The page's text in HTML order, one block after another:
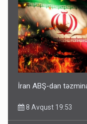
İran ABŞ-dan
8 Avqust 19:53